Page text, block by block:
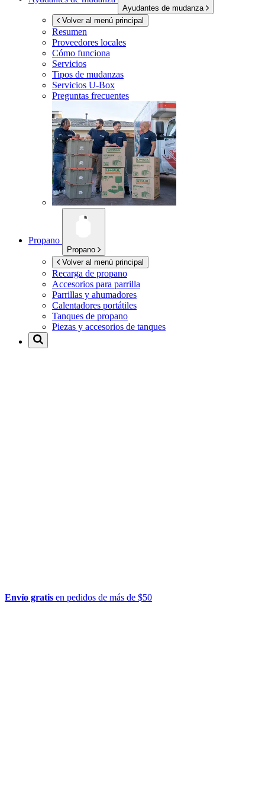
Ayudantes de mudanza
Volver al menú principal
Resumen
Proveedores locales
Cómo funciona
Servicios
Tipos de mudanzas
Servicios U-Box
Preguntas frecuentes
Propano
Propano
Volver al menú principal
Recarga de propano
Accesorios para parrilla
Parrillas y ahumadores
Calentadores portátiles
Tanques de propano
Piezas y accesorios de tanques
Envío gratis en pedidos de más de $50